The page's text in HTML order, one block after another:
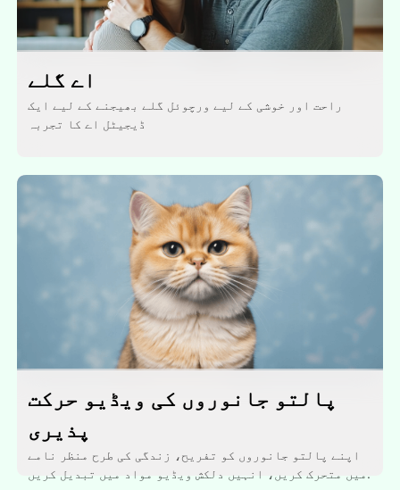
اے گلے
راحت اور خوشی کے لیے ورچوئل گلے بھیجنے کے لیے ایک
ڈیجیٹل اے کا تجربہ
پالتو جانوروں کی ویڈیو حرکت
پذیری
اپنے پالتو جانوروں کو تفریح، زندگی کی طرح منظر نامے
میں متحرک کریں، انہیں دلکش ویڈیو مواد میں تبدیل کریں.